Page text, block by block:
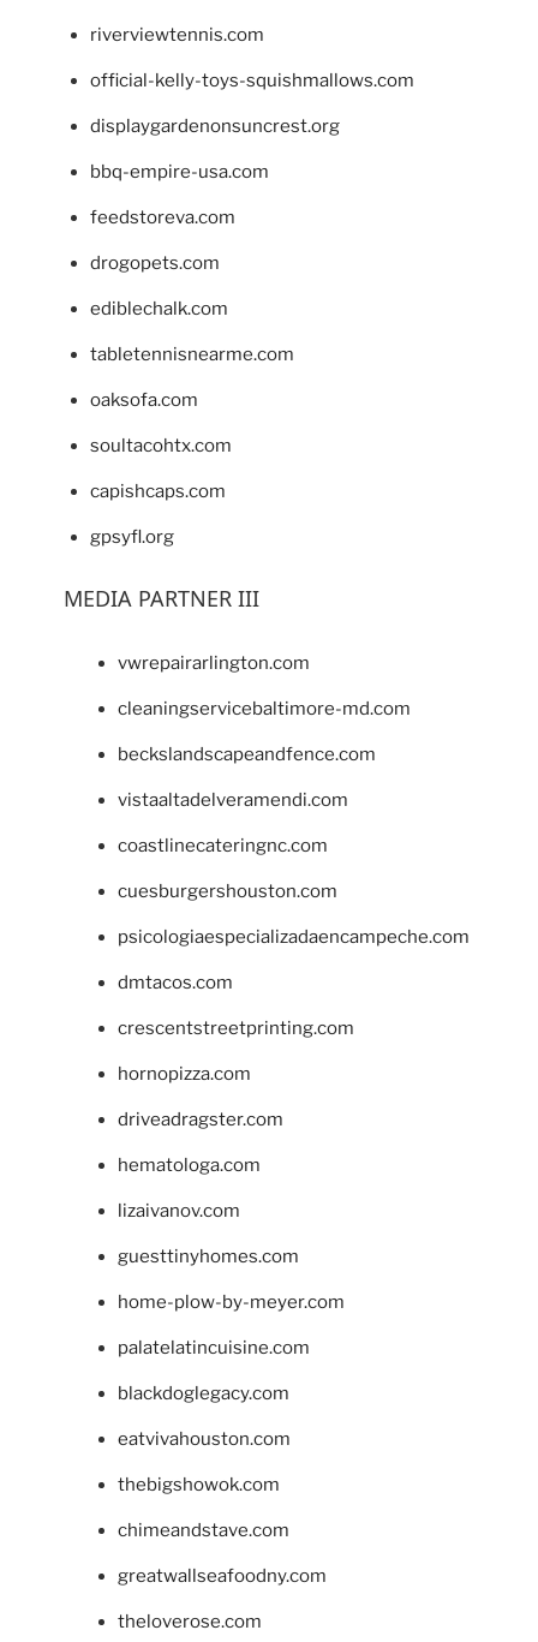
riverviewtennis.com
official-kelly-toys-squishmallows.com
displaygardenonsuncrest.org
bbq-empire-usa.com
feedstoreva.com
drogopets.com
ediblechalk.com
tabletennisnearme.com
oaksofa.com
soultacohtx.com
capishcaps.com
gpsyfl.org
MEDIA PARTNER III
vwrepairarlington.com
cleaningservicebaltimore-md.com
beckslandscapeandfence.com
vistaaltadelveramendi.com
coastlinecateringnc.com
cuesburgershouston.com
psicologiaespecializadaencampeche.com
dmtacos.com
crescentstreetprinting.com
hornopizza.com
driveadragster.com
hematologa.com
lizaivanov.com
guesttinyhomes.com
home-plow-by-meyer.com
palatelatincuisine.com
blackdoglegacy.com
eatvivahouston.com
thebigshowok.com
chimeandstave.com
greatwallseafoodny.com
theloverose.com